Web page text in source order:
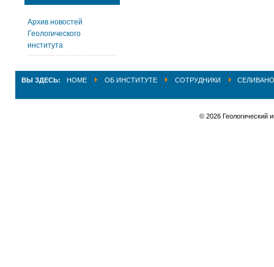
Архив новостей
Геологического
института
ВЫ ЗДЕСЬ: HOME ОБ ИНСТИТУТЕ СОТРУДНИКИ
© 2026 Геологический